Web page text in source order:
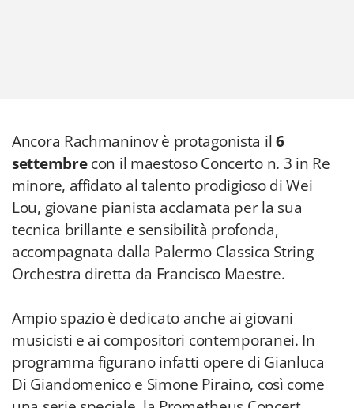
tecnica brillante e sensibilità profonda,
accompagnata dalla Palermo Classica String
Orchestra diretta da Francisco Maestre.
Ampio spazio è dedicato anche ai giovani
musicisti e ai compositori contemporanei. In
programma figurano infatti opere di Gianluca
una serie speciale, la Prometheus Concert
Series, interamente dedicata ai nuovi talenti
che si affacciano sulla scena concertistica.